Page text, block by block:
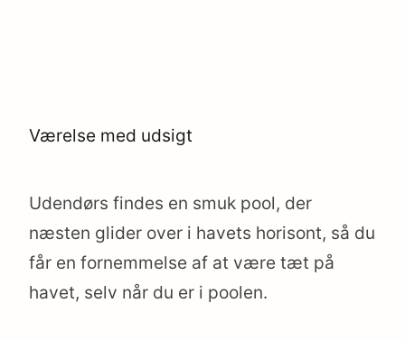
Værelse med udsigt
Udendørs findes en smuk pool, der
næsten glider over i havets horisont, så du
får en fornemmelse af at være tæt på
havet, selv når du er i poolen.